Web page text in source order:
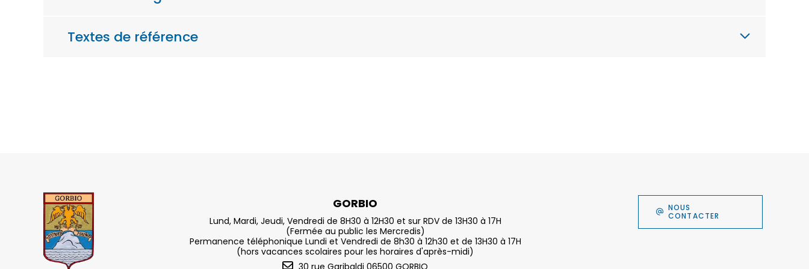
Textes de référence
GORBIO
Lund, Mardi, Jeudi, Vendredi de 8H30 à 12H30 et sur RDV de 13H30 à 17H
(Fermée au public les Mercredis)
Permanence téléphonique Lundi et Vendredi de 8h30 à 12h30 et de 13H30 à 17H
(hors vacances scolaires pour les horaires d'après-midi)
30 rue Garibaldi 06500 GORBIO
NOUS
CONTACTER